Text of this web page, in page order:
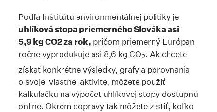
Podľa Inštitútu environmentálnej politiky je
uhlíková stopa priemerného Slováka asi
5,9 kg CO2 za rok, pričom priemerný Európan
ročne vyprodukuje asi 8,6 kg CO2. Ak chcete
získať konkrétne výsledky, grafy a porovnania
o svojej vlastnej aktivite, môžete použiť
kalkulačku na výpočet uhlíkovej stopy dostupnú
online. Okrem dopravy tak môžete zistiť, koľko